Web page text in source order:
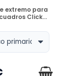
extremo para
Click...